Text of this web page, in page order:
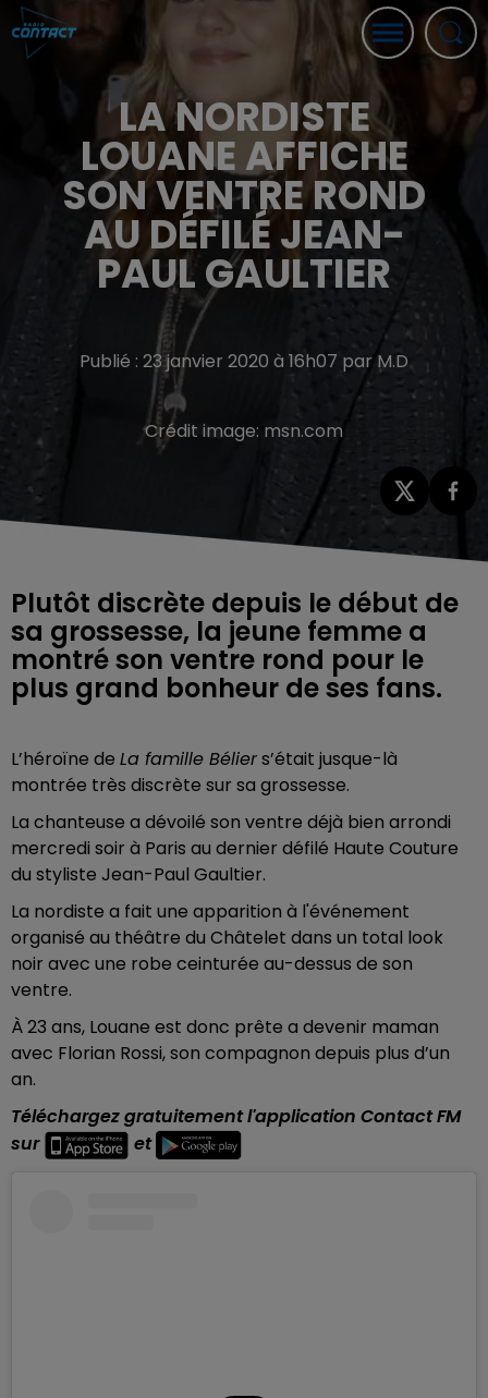
LA NORDISTE
LOUANE AFFICHE
SON VENTRE ROND
AU DÉFILÉ JEAN-
PAUL GAULTIER
Publié : 23 janvier 2020 à 16h07 par M.D
Crédit image: msn.com
Plutôt discrète depuis le début de
sa grossesse, la jeune femme a
montré son ventre rond pour le
plus grand bonheur de ses fans.
L’héroïne de La famille Béliers’était jusque-là
montrée très discrète sur sa grossesse.
La chanteuse a dévoilé son ventre déjà bien arrondi
mercredi soir à Paris au dernier défilé Haute Couture
du styliste Jean-Paul Gaultier.
La nordiste a fait une apparition à l'événement
organisé au théâtre du Châtelet dans un total look
noir avec une robe ceinturée au-dessus de son
ventre.
À 23 ans, Louane est donc prête a devenir maman
avec Florian Rossi, son compagnon depuis plus d’un
an.
Téléchargez gratuitement l'application Contact FM
sur
et